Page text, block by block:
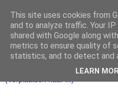
This site uses cookies from
and to analyze traffic. Your
shared with Google along
metrics to ensure quality of
statistics, and to detect and
LEARN